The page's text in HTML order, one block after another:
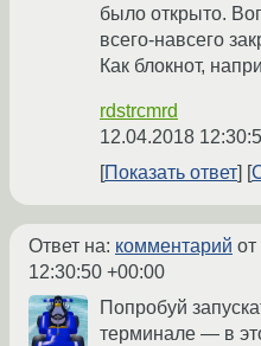
было открыто.
всего-навсего
Как блокнот,
rdstrcmrd
12.04.2018
Показать ответ
Ответ на: комментарий от
12:30:50 +00:00
Попробуй
терминале — в